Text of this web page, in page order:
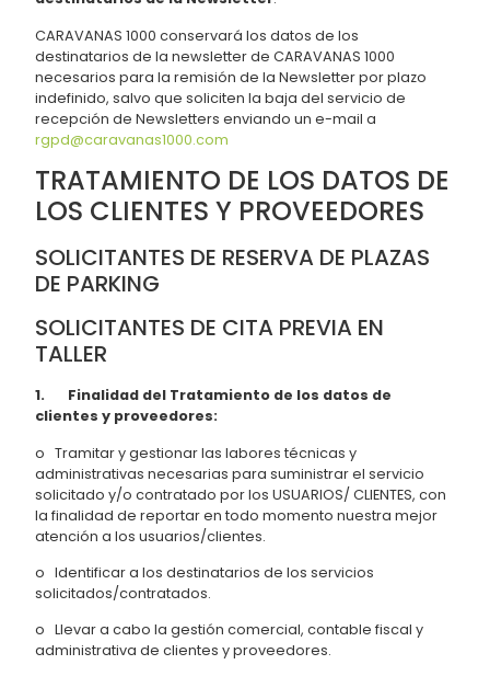
CARAVANAS 1000 conservará los datos de los
destinatarios de la newsletter de CARAVANAS 1000
necesarios para la remisión de la Newsletter por plazo
indefinido, salvo que soliciten la baja del servicio de
recepción de Newsletters enviando un e-mail a
rgpd@caravanas1000.com
TRATAMIENTO DE LOS DATOS DE
LOS CLIENTES Y PROVEEDORES
SOLICITANTES DE RESERVA DE PLAZAS
DE PARKING
SOLICITANTES DE CITA PREVIA EN
TALLER
1. Finalidad del Tratamiento de los datos de
clientes y proveedores:
o Tramitar y gestionar las labores técnicas y
administrativas necesarias para suministrar el servicio
solicitado y/o contratado por los USUARIOS/ CLIENTES, con
la finalidad de reportar en todo momento nuestra mejor
atención a los usuarios/clientes.
o Identificar a los destinatarios de los servicios
solicitados/contratados.
o Llevar a cabo la gestión comercial, contable fiscal y
administrativa de clientes y proveedores.